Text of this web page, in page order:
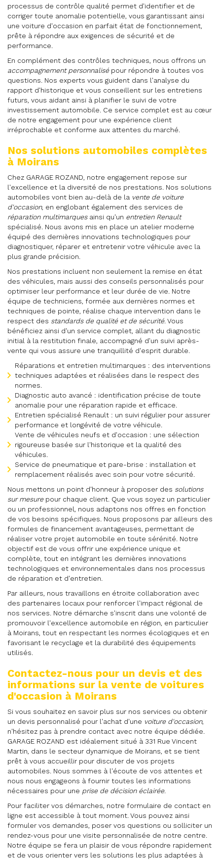
processus de contrôle qualité permet d'identifier et de
corriger toute anomalie potentielle, vous garantissant ainsi
une voiture d'occasion en parfait état de fonctionnement,
prête à répondre aux exigences de sécurité et de
performance.
En complément des contrôles techniques, nous offrons un
accompagnement personnalisépour répondre à toutes vos
questions. Nos experts vous guident dans l'analyse du
rapport d'historique et vous conseillent sur les entretiens
futurs, vous aidant ainsi à planifier le suivi de votre
investissement automobile. Ce service complet est au cœur
de notre engagement pour une expérience client
irréprochable et conforme aux attentes du marché.
Nos solutions automobiles complètes
à Moirans
Chez GARAGE ROZAND, notre engagement repose sur
l'excellence et la diversité de nos prestations. Nos solutions
automobiles vont bien au-delà de la vente de voiture
d'occasion, en englobant également des services de
réparation multimarquesainsi qu'un entretien Renault
spécialisé. Nous avons mis en place un atelier moderne
équipé des dernières innovations technologiques pour
diagnostiquer, réparer et entretenir votre véhicule avec la
plus grande précision.
Nos prestations incluent non seulement la remise en état
des véhicules, mais aussi des conseils personnalisés pour
optimiser leur performance et leur durée de vie. Notre
équipe de techniciens, formée aux dernières normes et
techniques de pointe, réalise chaque intervention dans le
respect des standards de qualité et de sécurité. Vous
bénéficiez ainsi d'un service complet, allant du diagnostic
initial à la restitution finale, accompagné d'un suivi après-
vente qui vous assure une tranquillité d'esprit durable.
Réparations et entretien multimarques : des interventions
techniques adaptées et réalisées dans le respect des
normes.
Diagnostic auto avancé : identification précise de toute
anomalie pour une réparation rapide et efficace.
Entretien spécialisé Renault : un suivi régulier pour assurer
performance et longévité de votre véhicule.
Vente de véhicules neufs et d'occasion : une sélection
rigoureuse basée sur l'historique et la qualité des
véhicules.
Service de pneumatique et pare-brise : installation et
remplacement réalisés avec soin pour votre sécurité.
Nous mettons un point d'honneur à proposer des solutions
sur mesurepour chaque client. Que vous soyez un particulier
ou un professionnel, nous adaptons nos offres en fonction
de vos besoins spécifiques. Nous proposons par ailleurs des
formules de financement avantageuses, permettant de
réaliser votre projet automobile en toute sérénité. Notre
objectif est de vous offrir une expérience unique et
complète, tout en intégrant les dernières innovations
technologiques et environnementales dans nos processus
de réparation et d'entretien.
Par ailleurs, nous travaillons en étroite collaboration avec
des partenaires locaux pour renforcer l'impact régional de
nos services. Notre démarche s'inscrit dans une volonté de
promouvoir l'excellence automobile en région, en particulier
à Moirans, tout en respectant les normes écologiques et en
favorisant le recyclage et la durabilité des équipements
utilisés.
Contactez-nous pour un devis et des
informations sur la vente de voitures
d'occasion à Moirans
Si vous souhaitez en savoir plus sur nos services ou obtenir
un devis personnalisé pour l'achat d'une voiture d'occasion,
n'hésitez pas à prendre contact avec notre équipe dédiée.
GARAGE ROZAND est idéalement situé à 331 Rue Vincent
Martin, dans le secteur dynamique de Moirans, et se tient
prêt à vous accueillir pour discuter de vos projets
automobiles. Nous sommes à l'écoute de vos attentes et
nous nous engageons à fournir toutes les informations
nécessaires pour une prise de décision éclairée.
Pour faciliter vos démarches, notre formulaire de contact en
ligne est accessible à tout moment. Vous pouvez ainsi
formuler vos demandes, poser vos questions ou solliciter un
rendez-vous pour une visite personnalisée de notre centre.
Notre équipe se fera un plaisir de vous répondre rapidement
et de vous orienter vers les solutions les plus adaptées à